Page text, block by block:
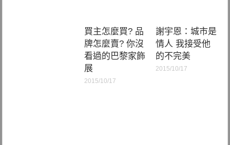
買主怎麼買? 品
牌怎麼賣? 你沒
看過的巴黎家飾
展
2015/10/17
謝宇恩：城市是
情人 我接受他
的不完美
2015/10/17